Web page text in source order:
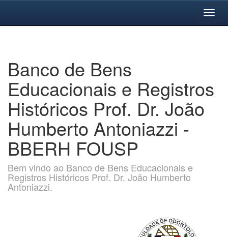
Banco de Bens
Educacionais e Registros
Históricos Prof. Dr. João
Humberto Antoniazzi -
BBERH FOUSP
Bem vindo ao Banco de Bens Educacionais e
Registros Históricos Prof. Dr. João Humberto
Antoniazzi.